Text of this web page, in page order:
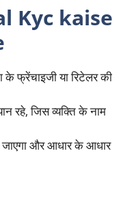
Kyc kaise
के फ्रेंचाइजी या रिटेलर की
रहे, जिस व्यक्ति के नाम
और आधार के आधार